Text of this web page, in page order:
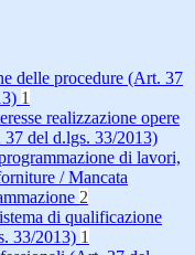
delle procedure (Art. 37
1
realizzazione opere
del d.lgs. 33/2013)
di lavori,
/ Mancata
2
di qualificazione
33/2013) 1